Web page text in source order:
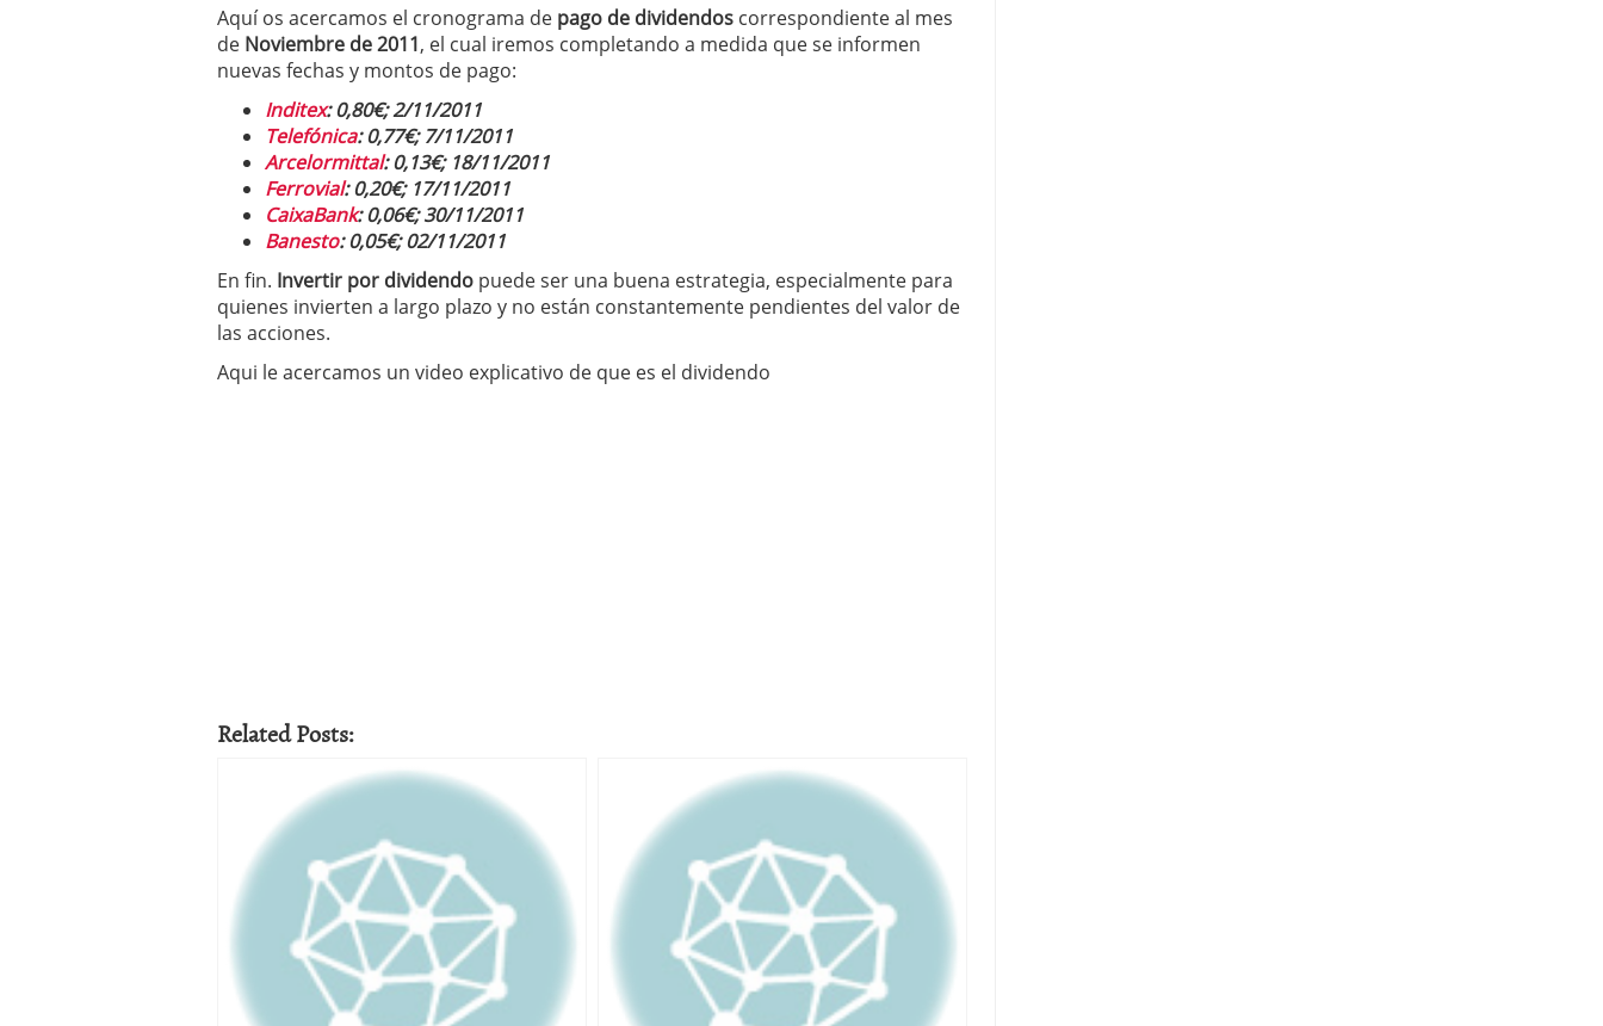
Aquí os acercamos el cronograma de pago de dividendos correspondiente al mes
de Noviembre de 2011, el cual iremos completando a medida que se informen
nuevas fechas y montos de pago:
Inditex: 0,80€; 2/11/2011
Telefónica: 0,77€; 7/11/2011
Arcelormittal: 0,13€; 18/11/2011
Ferrovial: 0,20€; 17/11/2011
CaixaBank: 0,06€; 30/11/2011
Banesto: 0,05€; 02/11/2011
En fin. Invertir por dividendo puede ser una buena estrategia, especialmente para
quienes invierten a largo plazo y no están constantemente pendientes del valor de
las acciones.
Aqui le acercamos un video explicativo de que es el dividendo
Related Posts: